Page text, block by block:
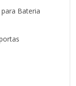
do
HUB
Bateria